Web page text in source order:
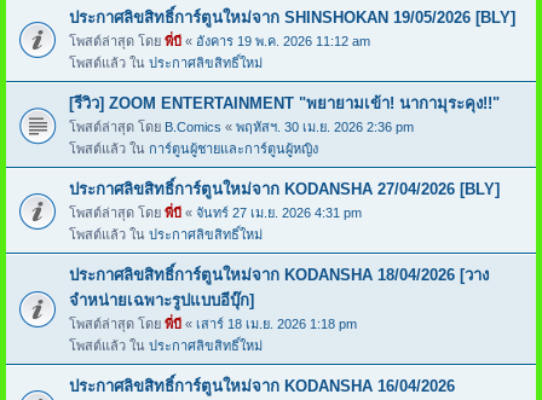
ประกาศลิขสิทธิ์การ์ตูนใหม่จาก SHINSHOKAN 19/05/2026 [BLY]
โพสต์ล่าสุด โดย พี่บี « อังคาร 19 พ.ค. 2026 11:12 am
โพสต์แล้ว ใน ประกาศลิขสิทธิ์ใหม่
[รีวิว] ZOOM ENTERTAINMENT "พยายามเข้า! นากามุระคุง!!"
โพสต์ล่าสุด โดย B.Comics « พฤหัสฯ. 30 เม.ย. 2026 2:36 pm
โพสต์แล้ว ใน การ์ตูนผู้ชายและการ์ตูนผู้หญิง
ประกาศลิขสิทธิ์การ์ตูนใหม่จาก KODANSHA 27/04/2026 [BLY]
โพสต์ล่าสุด โดย พี่บี « จันทร์ 27 เม.ย. 2026 4:31 pm
โพสต์แล้ว ใน ประกาศลิขสิทธิ์ใหม่
ประกาศลิขสิทธิ์การ์ตูนใหม่จาก KODANSHA 18/04/2026 [วาง
จำหน่ายเฉพาะรูปแบบอีบุ๊ก]
โพสต์ล่าสุด โดย พี่บี « เสาร์ 18 เม.ย. 2026 1:18 pm
โพสต์แล้ว ใน ประกาศลิขสิทธิ์ใหม่
ประกาศลิขสิทธิ์การ์ตูนใหม่จาก KODANSHA 16/04/2026